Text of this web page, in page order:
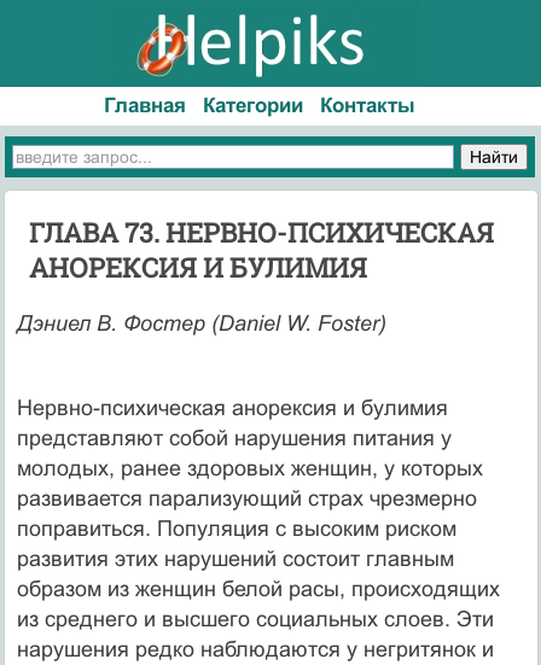
Главная Категории Контакты
ГЛАВА 73. НЕРВНО-ПСИХИЧЕСКАЯ
АНОРЕКСИЯ И БУЛИМИЯ
Дэниел В. Фостер (Daniel W. Foster)
Нервно-психическая анорексия и булимия
представляют собой нарушения пи­тания у
молодых, ранее здоровых женщин, у которых
развивается парали­зующий страх чрезмерно
поправиться. Популяция с высоким риском
развития этих нарушений состоит главным
образом из женщин белой расы, происходящих
из среднего и высшего социальных слоев. Эти
нарушения редко наблюдаются у негритянок и